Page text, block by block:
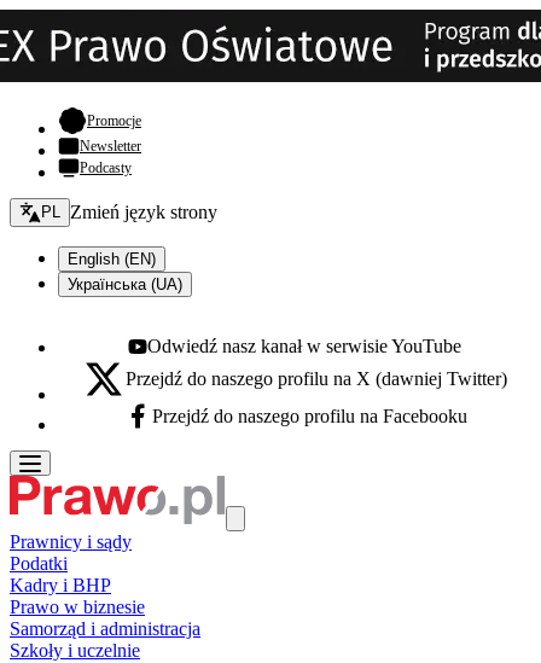
Promocje- otwiera się w nowej karcie
Newsletter
Podcasty
Zmień język - bieżący:
PL Zmień język strony
English (EN)
Українська (UA)
Youtube - otwiera się w nowej karcie
Odwiedź nasz kanał w serwisie YouTube
X - otwiera się w nowej karcie
Przejdź do naszego profilu na X (dawniej Twitter)
Facebook - otwiera się w nowej karcie
Przejdź do naszego profilu na Facebooku
Prawnicy i sądy
Podatki
Kadry i BHP
Prawo w biznesie
Samorząd i administracja
Szkoły i uczelnie